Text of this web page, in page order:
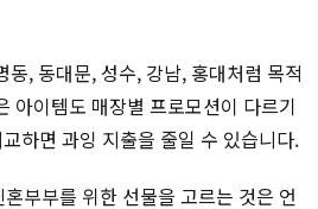
동, 동대문, 성수, 강남, 홍대처럼 목적
아이템도 매장별 프로모션이 다르기
하면 과잉 지출을 줄일 수 있습니다.
부부를 위한 선물을 고르는 것은 언